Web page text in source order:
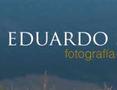
EDUARDO
Página personal del fotógrafo